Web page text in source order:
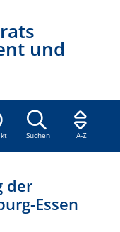
und
Suchen A-Z
der
Essen